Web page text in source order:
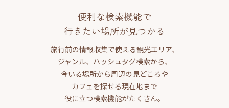
便利な検索機能で
行きたい場所が見つかる
旅行前の情報収集で使える観光エリア、
ジャンル、ハッシュタグ検索から、
今いる場所から周辺の見どころや
カフェを探せる現在地まで
役に立つ検索機能がたくさん。